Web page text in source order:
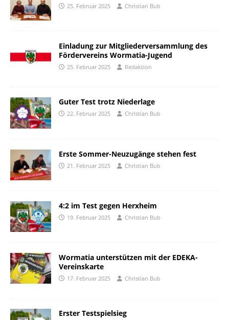
25. Februar 2025 Christian Bub
Einladung zur Mitgliederversammlung des
Fördervereins Wormatia-Jugend
25. Februar 2025 Redaktion
Guter Test trotz Niederlage
22. Februar 2025 Christian Bub
Erste Sommer-Neuzugänge stehen fest
21. Februar 2025 Christian Bub
4:2 im Test gegen Herxheim
19. Februar 2025 Christian Bub
Wormatia unterstützen mit der EDEKA-
Vereinskarte
17. Februar 2025 Christian Bub
Erster Testspielsieg